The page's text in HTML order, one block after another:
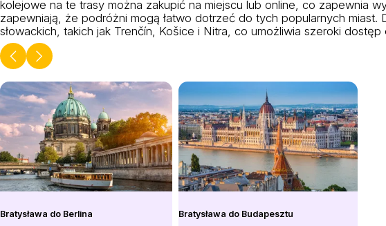
kolejowe na te trasy można zakupić na miejscu lub online, co zapewnia
zapewniają, że podróżni mogą łatwo dotrzeć do tych popularnych
słowackich, takich jak Trenčín, Košice i Nitra, co umożliwia szeroki
Bratysława do Berlina
Bratysława do Budapesztu